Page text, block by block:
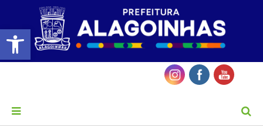
Barra de Ferramentas Aberta